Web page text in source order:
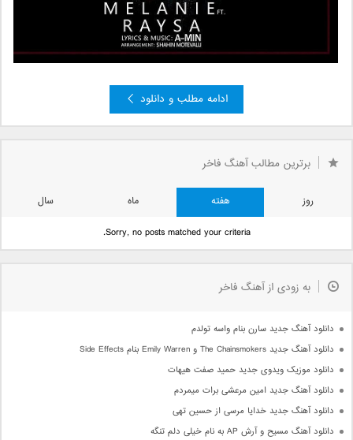
ادامه مطلب و دانلود
برترین مطالب آهنگ فاخر
روز هفته ماه
سال
Sorry, no posts matched your criteria.
به زودی از آهنگ فاخر
دانلود آهنگ جدید سارن بنام واسه تولدم
دانلود آهنگ جدید The Chainsmokers و Emily Warren بنام Side Effects
دانلود موزیک ویدوی جدید حمید صفت هیهات
دانلود آهنگ جدید امین مرعشی برات میمردم
دانلود آهنگ جدید خدایا مرسی از حسین تهی
دانلود آهنگ مسیح و آرش AP به نام خیلی دلم تنگه